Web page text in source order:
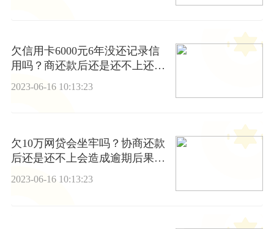
欠信用卡6000元6年没还记录信
用吗？商还款后还是还不上还可
2023-06-16 10:13:23
欠10万网贷会坐牢吗？协商还款
后还是还不上会造成逾期后果
吗？ 全球观点
2023-06-16 10:13:23